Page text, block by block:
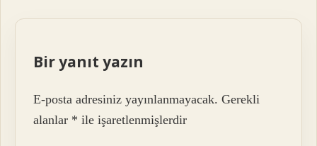
Bir yanıt yazın
E-posta adresiniz yayınlanmayacak. Gerekli
alanlar * ile işaretlenmişlerdir